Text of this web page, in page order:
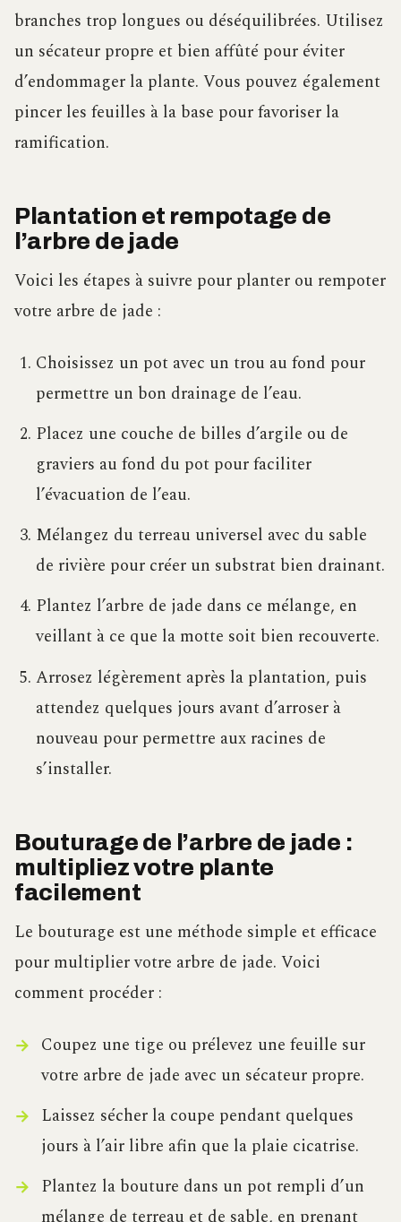
branches trop longues ou déséquilibrées. Utilisez
un sécateur propre et bien affûté pour éviter
d’endommager la plante. Vous pouvez également
pincer les feuilles à la base pour favoriser la
ramification.
Plantation et rempotage de
l’arbre de jade
Voici les étapes à suivre pour planter ou rempoter
votre arbre de jade :
Choisissez un pot avec un trou au fond pour
permettre un bon drainage de l’eau.
Placez une couche de billes d’argile ou de
graviers au fond du pot pour faciliter
l’évacuation de l’eau.
Mélangez du terreau universel avec du sable
de rivière pour créer un substrat bien drainant.
Plantez l’arbre de jade dans ce mélange, en
veillant à ce que la motte soit bien recouverte.
Arrosez légèrement après la plantation, puis
attendez quelques jours avant d’arroser à
nouveau pour permettre aux racines de
s’installer.
Bouturage de l’arbre de jade :
multipliez votre plante
facilement
Le bouturage est une méthode simple et efficace
pour multiplier votre arbre de jade. Voici
comment procéder :
Coupez une tige ou prélevez une feuille sur
votre arbre de jade avec un sécateur propre.
Laissez sécher la coupe pendant quelques
jours à l’air libre afin que la plaie cicatrise.
Plantez la bouture dans un pot rempli d’un